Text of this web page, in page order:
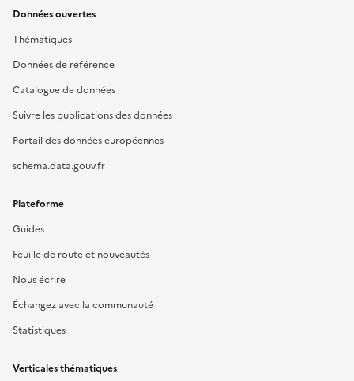
Données ouvertes
Thématiques
Données de référence
Catalogue de données
Suivre les publications des données
Portail des données européennes
schema.data.gouv.fr
Plateforme
Guides
Feuille de route et nouveautés
Nous écrire
Échangez avec la communauté
Statistiques
Verticales thématiques